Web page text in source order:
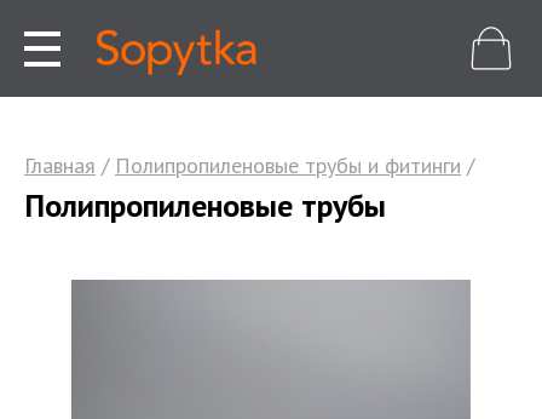
Главная / Полипропиленовые трубы и фитинги /
Полипропиленовые трубы